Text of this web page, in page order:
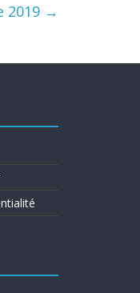
2019 →